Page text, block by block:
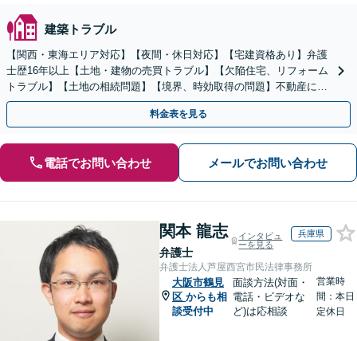
建築トラブル
【関西・東海エリア対応】【夜間・休日対応】【宅建資格あり】弁護
士歴16年以上【土地・建物の売買トラブル】【欠陥住宅、リフォーム
トラブル】【土地の相続問題】【境界、時効取得の問題】不動産に関
するトラブル全般の解決に豊富な経験あり。
料金表を見る
電話でお問い合わせ メールでお問い合わせ
関本 龍志
弁護士
インタビュ
ーを見る
兵庫県
弁護士法人芦屋西宮市民法律事務所
大阪市鶴見
区 からも相
談受付中
面談方法(対面・
電話・ビデオな
ど)は応相談
営業時
間：本日
定休日